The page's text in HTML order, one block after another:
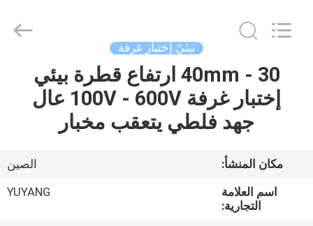
مسكن
منتجات
عرض
الواقع
الافتراضي
INSTRUMENT
بيئيّ إختبار غرفة
30 - 40mm ارتفاع قطرة بيئي
إختبار غرفة 100V - 600V عال
جهد فلطي يتعقب مخبار
مكان المنشأ:
الصين
اسم العلامة
التجارية:
YUYANG